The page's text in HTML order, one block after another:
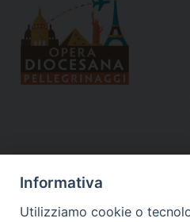
Informativa
Utilizziamo cookie o